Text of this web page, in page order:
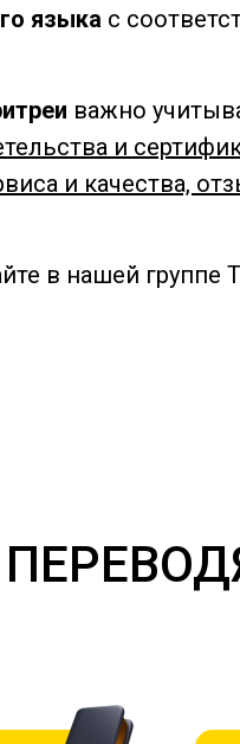
языка с
важно
и
и качества,
в нашей группе